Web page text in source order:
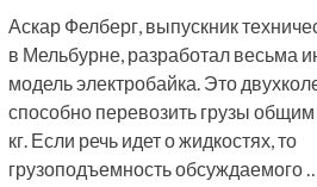
Аскар Фелберг, выпускник
в Мельбурне, разработал весьма
модель электробайка. Это
способно перевозить грузы
кг. Если речь идет о жидкостях, то
грузоподъемность обсуждаемого